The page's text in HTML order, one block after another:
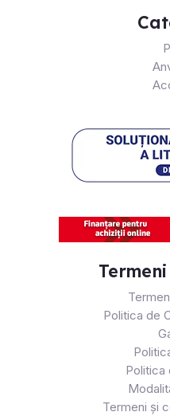
Politica de
Politica
Termeni și